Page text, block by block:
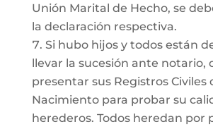
Unión Marital de Hecho, se
la declaración respectiva.
Si hubo hijos y todos están
llevar la sucesión ante notario,
presentar sus Registros Civiles
Nacimiento para probar su
herederos. Todos heredan por